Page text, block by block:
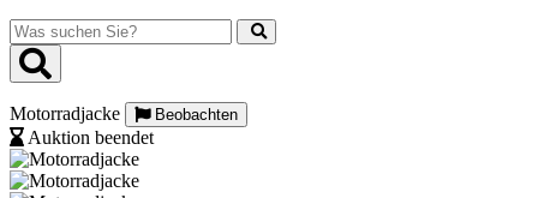
Was
suchen
Sie?
Motorradjacke Beobachten
Auktion beendet